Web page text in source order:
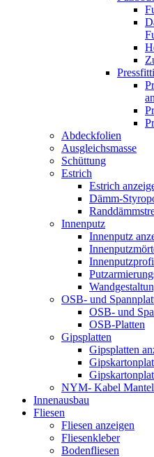
Abdeckfolien
Ausgleichsmasse
Schüttung
Estrich
Estrich
Dämm-
Innenputz
Innenputz
OSB- und
OSB- und
OSB-Platten
Gipsplatten
Gipsplatten
NYM- Kabel
Innenausbau
Fliesen
Fliesen anzeigen
Fliesenkleber
Bodenfliesen